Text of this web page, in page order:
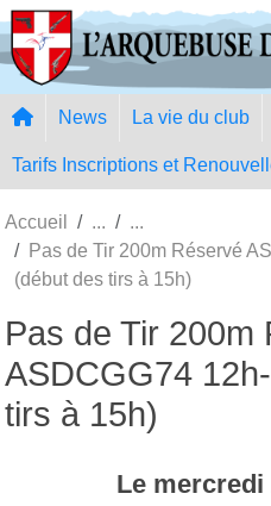
News La vie du club
Tarifs Inscriptions et
Accueil
Pas de Tir 200m Réservé
(début des tirs à 15h)
Pas de Tir 200m
ASDCGG74
tirs à 15h)
Le mercredi
Panneau de gestion des